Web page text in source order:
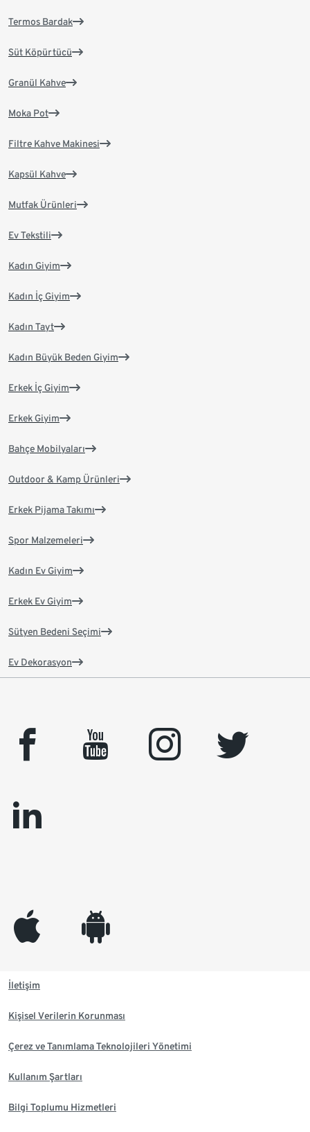
Termos Bardak
Süt Köpürtücü
Granül Kahve
Moka Pot
Filtre Kahve Makinesi
Kapsül Kahve
Mutfak Ürünleri
Ev Tekstili
Kadın Giyim
Kadın İç Giyim
Kadın Tayt
Kadın Büyük Beden Giyim
Erkek İç Giyim
Erkek Giyim
Bahçe Mobilyaları
Outdoor & Kamp Ürünleri
Erkek Pijama Takımı
Spor Malzemeleri
Kadın Ev Giyim
Erkek Ev Giyim
Sütyen Bedeni Seçimi
Ev Dekorasyon
facebook youtube instagram
twitter
linkedin
appleinc android
İletişim
Kişisel Verilerin Korunması
Çerez ve Tanımlama Teknolojileri Yönetimi
Kullanım Şartları
Bilgi Toplumu Hizmetleri